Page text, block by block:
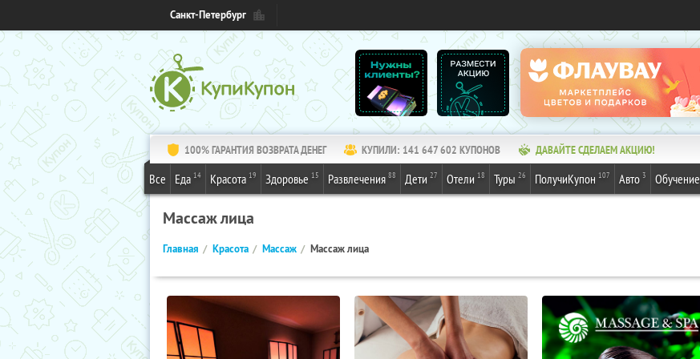
Санкт-Петербург
100% ГАРАНТИЯ ВОЗВРАТА ДЕНЕГ КУПИЛИ: 141 647 602 КУПОНОВ ДАВАЙТЕ СДЕЛАЕМ АКЦИЮ!
Все Еда 14 Красота 19 Здоровье 15 Развлечения 88 Дети 27 Отели 18 Туры 26 ПолучиКупон 107 Авто 3 Обучение
Массаж лица
Главная Красота Массаж Массаж лица